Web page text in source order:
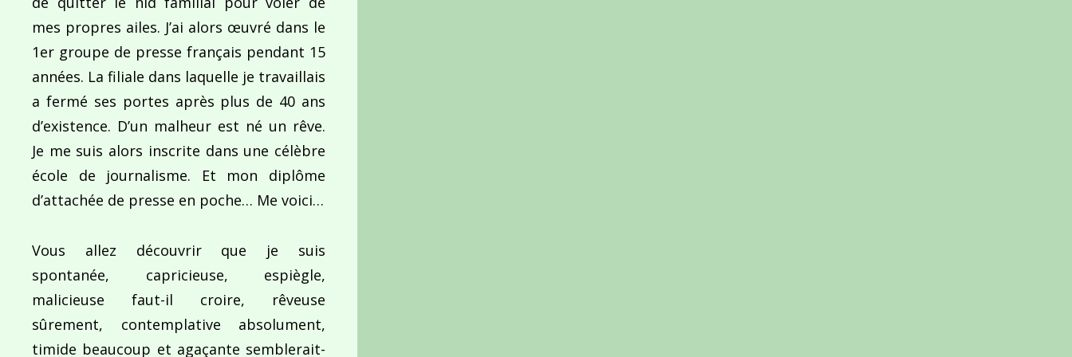
mes propres ailes. J’ai alors œuvré dans le
1er groupe de presse français pendant 15
années. La filiale dans laquelle je travaillais
a fermé ses portes après plus de 40 ans
d’existence. D’un malheur est né un rêve.
Je me suis alors inscrite dans une célèbre
école de journalisme. Et mon diplôme
d’attachée de presse en poche… Me voici…
Vous allez découvrir que je suis
spontanée, capricieuse, espiègle,
malicieuse faut-il croire, rêveuse
sûrement, contemplative absolument,
timide beaucoup et agaçante semblerait-